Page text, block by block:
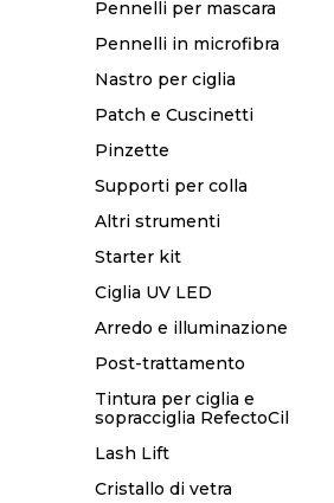
Pennelli per mascara
Pennelli in microfibra
Nastro per ciglia
Patch e Cuscinetti
Pinzette
Supporti per colla
Altri strumenti
Starter kit
Ciglia UV LED
Arredo e illuminazione
Post-trattamento
Tintura per ciglia e
sopracciglia RefectoCil
Lash Lift
Cristallo di vetra